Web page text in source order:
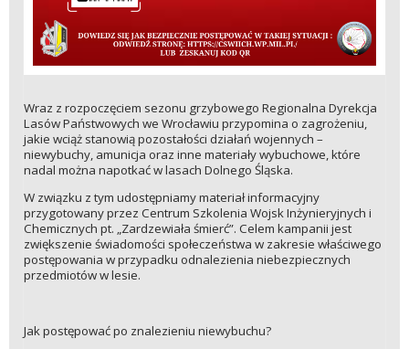
Wraz z rozpoczęciem sezonu grzybowego Regionalna Dyrekcja
Lasów Państwowych we Wrocławiu przypomina o zagrożeniu,
jakie wciąż stanowią pozostałości działań wojennych –
niewybuchy, amunicja oraz inne materiały wybuchowe, które
nadal można napotkać w lasach Dolnego Śląska.
W związku z tym udostępniamy materiał informacyjny
przygotowany przez Centrum Szkolenia Wojsk Inżynieryjnych i
Chemicznych pt. „Zardzewiała śmierć”. Celem kampanii jest
zwiększenie świadomości społeczeństwa w zakresie właściwego
postępowania w przypadku odnalezienia niebezpiecznych
przedmiotów w lesie.
Jak postępować po znalezieniu niewybuchu?